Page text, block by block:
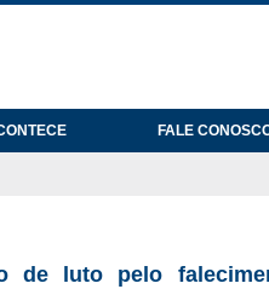
FALE
de luto pelo